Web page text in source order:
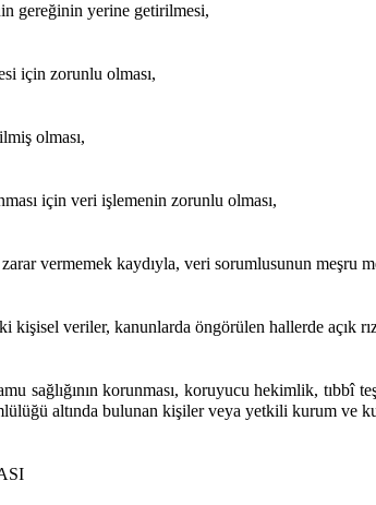
gereğinin yerine getirilmesi,
için zorunlu olması,
olması,
için veri işlemenin zorunlu olması,
vermemek kaydıyla, veri sorumlusunun meşru
kişisel veriler, kanunlarda öngörülen hallerde açık
sağlığının korunması, koruyucu hekimlik, tıbbî
altında bulunan kişiler veya yetkili kurum ve